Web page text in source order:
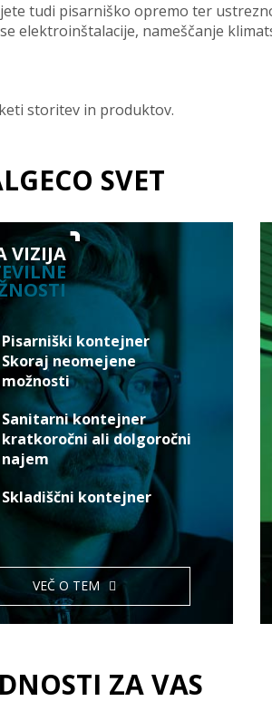
tudi pisarniško opremo ter
elektroinštalacije, nameščanje
storitev in produktov.
SVET
VIZIJA
Pisarniški kontejner
Skoraj neomejene
možnosti
Sanitarni kontejner
kratkoročni ali dolgoročni
najem
Skladiščni kontejner
VEČ O TEM
ZA VAS